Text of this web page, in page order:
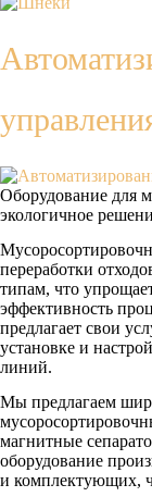
Оборудование для
экологичное
переработки
типам, что
эффективность
предлагает свои
установке и
линий.
Мы предлагаем
магнитные
оборудование
и комплектующих,